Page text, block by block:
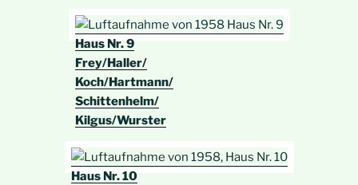
Haus Nr. 9
Frey/Haller/
Koch/Hartmann/
Schittenhelm/
Kilgus/Wurster
Haus Nr. 10